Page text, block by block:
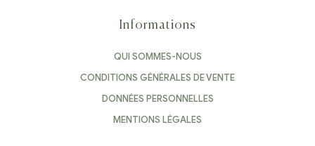
Informations
QUI SOMMES-NOUS
CONDITIONS GÉNÉRALES DE VENTE
DONNÉES PERSONNELLES
MENTIONS LÉGALES